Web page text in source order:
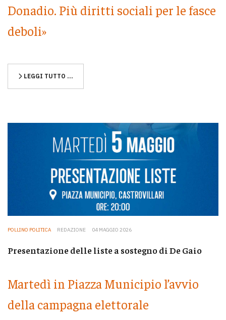
Donadio. Più diritti sociali per le fasce
deboli»
LEGGI TUTTO …
POLLINO POLITICA REDAZIONE 04 MAGGIO 2026
Presentazione delle liste a sostegno di De Gaio
Martedì in Piazza Municipio l’avvio
della campagna elettorale